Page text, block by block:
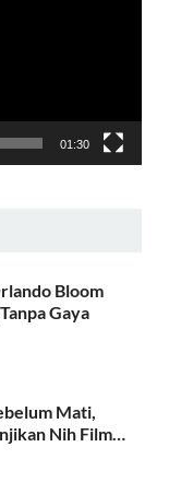
01:30
Bloom
Gaya
Mati,
Nih Film…